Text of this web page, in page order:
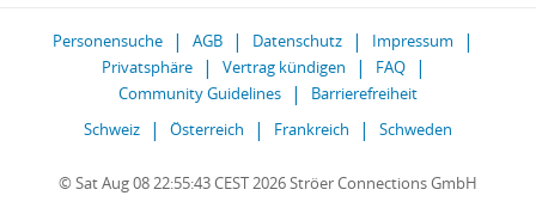
Personensuche AGB Datenschutz
Impressum
Privatsphäre
Vertrag kündigen
FAQ
Community Guidelines
Barrierefreiheit
Schweiz
Österreich Frankreich Schweden
© Sat Aug 08 22:55:43 CEST 2026 Ströer Connections GmbH